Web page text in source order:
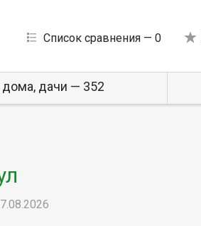
Список сравнения — 0
дачи — 352